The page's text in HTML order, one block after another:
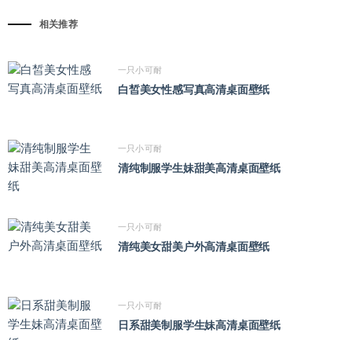
相关推荐
一只小可耐
白皙美女性感写真高清桌面壁纸
一只小可耐
清纯制服学生妹甜美高清桌面壁纸
一只小可耐
清纯美女甜美户外高清桌面壁纸
一只小可耐
日系甜美制服学生妹高清桌面壁纸